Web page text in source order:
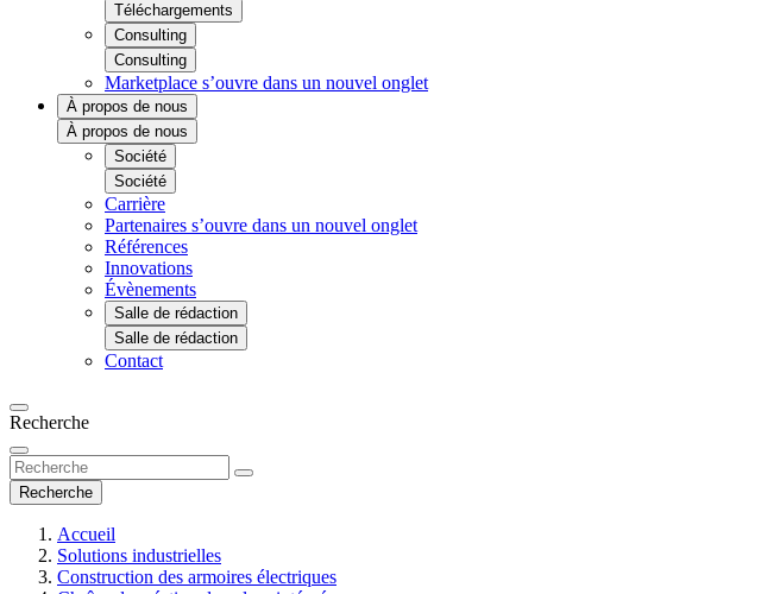
Téléchargements
Consulting
Consulting
Marketplace s’ouvre dans un nouvel onglet
À propos de nous
À propos de nous
Société
Société
Carrière
Partenaires s’ouvre dans un nouvel onglet
Références
Innovations
Évènements
Salle de rédaction
Salle de rédaction
Contact
Recherche
Recherche
Accueil
Solutions industrielles
Construction des armoires électriques